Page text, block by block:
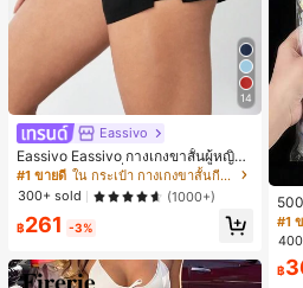
14
Eassivo
Eassivo Eassivo กางเกงขาสั้นผู้หญิงรั
น 2 ใน 1 ฤดูร้อนที่สบายและกางเกงขา
สั้นพรางแสงแดด
#1 ขายดี
ใน กระเป๋า กางเกงขาสั้นกีฬาผู้หญิง
300+ sold
(1000+)
฿261 -3%
คร
ลา
าะ
#1
฿